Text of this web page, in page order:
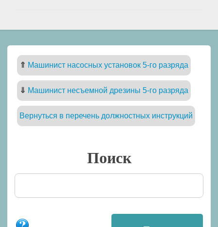
⇑ Машинист насосных установок 5-го разряда
⇓ Машинист несъемной дрезины 5-го разряда
Вернуться в перечень должностных инструкций
Поиск